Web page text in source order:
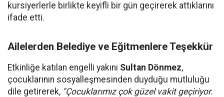
kursiyerlerle birlikte keyifli bir gün geçirerek attıklarını
ifade etti.
Ailelerden Belediye ve Eğitmenlere Teşekkür
Etkinliğe katılan engelli yakını Sultan Dönmez,
çocuklarının sosyalleşmesinden duyduğu mutluluğu
dile getirerek, "Çocuklarımız çok güzel vakit geçiriyor.